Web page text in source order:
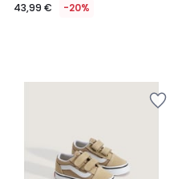
43,99 € -20%